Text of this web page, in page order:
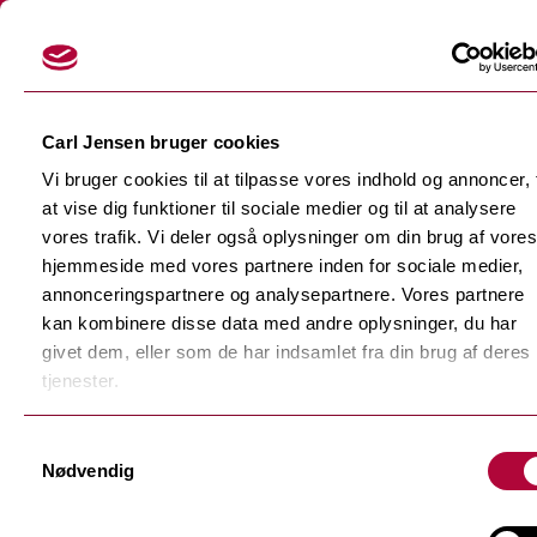
Carl Jensen bruger cookies
Vi bruger cookies til at tilpasse vores indhold og annoncer,
at vise dig funktioner til sociale medier og til at analysere
vores trafik. Vi deler også oplysninger om din brug af vores
hjemmeside med vores partnere inden for sociale medier,
annonceringspartnere og analysepartnere. Vores partnere
kan kombinere disse data med andre oplysninger, du har
givet dem, eller som de har indsamlet fra din brug af deres
tjenester.
Nødvendig
Skærefolier
Tilbage
Dekorationsfolier
Tilbage
Støbte dekorationsfolier
Monomere dekorationsfolie